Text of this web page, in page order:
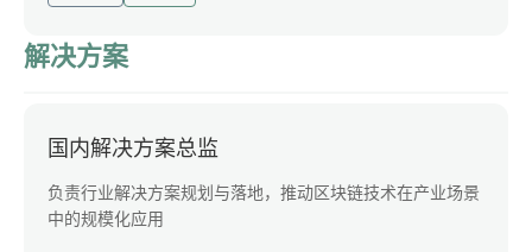
解决方案
国内解决方案总监
负责行业解决方案规划与落地，推动区块链技术在产业场景
中的规模化应用